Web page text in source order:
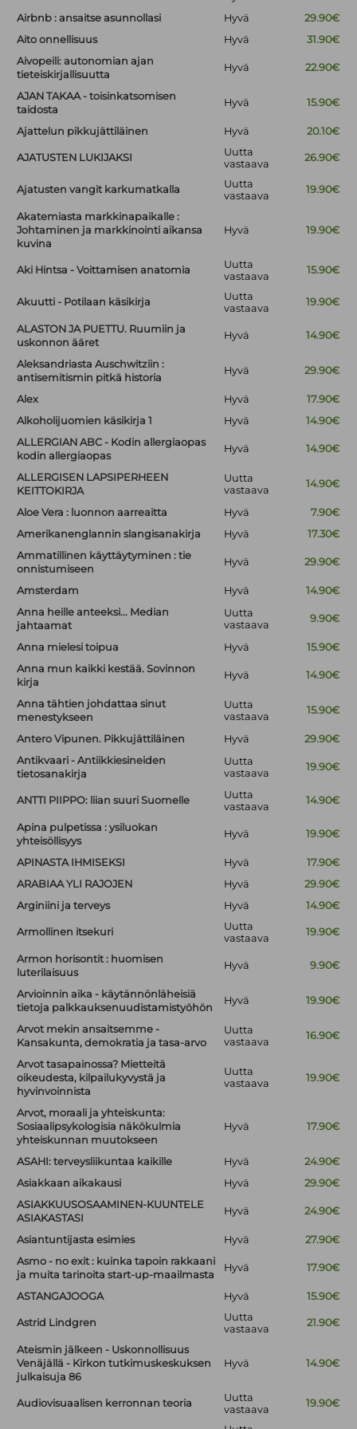
Airbnb : ansaitse asunnollasi
Hyvä
29.90€
Aito onnellisuus
Hyvä
31.90€
Aivopeili: autonomian ajan
tieteiskirjallisuutta
Hyvä 22.90€
AJAN TAKAA - toisinkatsomisen
taidosta
Hyvä 15.90€
Ajattelun pikkujättiläinen Hyvä 20.10€
AJATUSTEN LUKIJAKSI
Uutta
vastaava
26.90€
Ajatusten vangit karkumatkalla
Uutta
vastaava
19.90€
Akatemiasta markkinapaikalle :
Johtaminen ja markkinointi aikansa
kuvina
Hyvä 19.90€
Aki Hintsa - Voittamisen anatomia
Uutta
vastaava
15.90€
Akuutti - Potilaan käsikirja
Uutta
vastaava
19.90€
ALASTON JA PUETTU. Ruumiin ja
uskonnon ääret
Hyvä 14.90€
Aleksandriasta Auschwitziin :
antisemitismin pitkä historia
Hyvä 29.90€
Alex Hyvä
17.90€
Alkoholijuomien käsikirja 1
Hyvä
14.90€
ALLERGIAN ABC - Kodin allergiaopas
kodin allergiaopas
Hyvä 14.90€
ALLERGISEN LAPSIPERHEEN
KEITTOKIRJA
Uutta
vastaava
14.90€
Aloe Vera : luonnon aarreaitta Hyvä
7.90€
Amerikanenglannin slangisanakirja
Hyvä
17.30€
Ammatillinen käyttäytyminen : tie
onnistumiseen
Hyvä 29.90€
Amsterdam Hyvä
14.90€
Anna heille anteeksi... Median
jahtaamat
Uutta
vastaava
9.90€
Anna mielesi toipua Hyvä
15.90€
Anna mun kaikki kestää. Sovinnon
kirja
Hyvä 14.90€
Anna tähtien johdattaa sinut
menestykseen
Uutta
vastaava
15.90€
Antero Vipunen. Pikkujättiläinen Hyvä
29.90€
Antikvaari - Antiikkiesineiden
tietosanakirja
Uutta
vastaava
19.90€
ANTTI PIIPPO: liian suuri Suomelle
Uutta
vastaava
14.90€
Apina pulpetissa : ysiluokan
yhteisöllisyys
Hyvä 19.90€
APINASTA IHMISEKSI Hyvä
17.90€
ARABIAA YLI RAJOJEN
Hyvä
29.90€
Arginiini ja terveys
Hyvä 14.90€
Armollinen itsekuri
Uutta
vastaava
19.90€
Armon horisontit : huomisen
luterilaisuus
Hyvä 9.90€
Arvioinnin aika - käytännönläheisiä
tietoja palkkauksenuudistamistyöhön
Hyvä 19.90€
Arvot mekin ansaitsemme -
Kansakunta, demokratia ja tasa-arvo
Uutta
vastaava
16.90€
Arvot tasapainossa? Mietteitä
oikeudesta, kilpailukyvystä ja
hyvinvoinnista
Uutta
vastaava
19.90€
Arvot, moraali ja yhteiskunta:
Sosiaalipsykologisia näkökulmia
yhteiskunnan muutokseen
Hyvä 17.90€
ASAHI: terveysliikuntaa kaikille Hyvä
24.90€
Asiakkaan aikakausi
Hyvä
29.90€
ASIAKKUUSOSAAMINEN-KUUNTELE
ASIAKASTASI
Hyvä 24.90€
Asiantuntijasta esimies Hyvä
27.90€
Asmo - no exit : kuinka tapoin rakkaani
ja muita tarinoita start-up-maailmasta
Hyvä 17.90€
ASTANGAJOOGA Hyvä 15.90€
Astrid Lindgren
Uutta
vastaava
21.90€
Ateismin jälkeen - Uskonnollisuus
Venäjällä - Kirkon tutkimuskeskuksen
julkaisuja 86
Hyvä 14.90€
Audiovisuaalisen kerronnan teoria
Uutta
vastaava
19.90€